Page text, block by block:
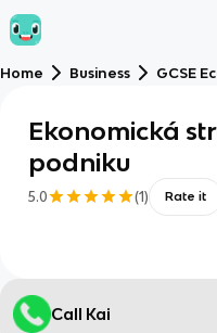
Home Business GCSE
Ekonomická
podniku
5.0 (1) Rate it
Call Kai